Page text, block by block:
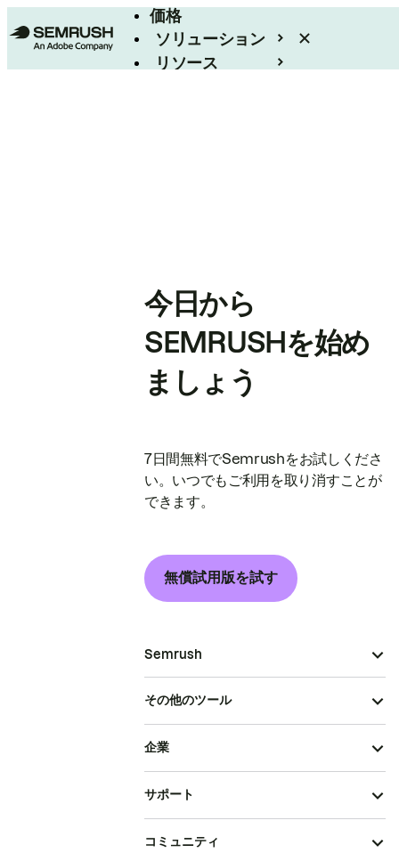
価格
ソリューション
リソース
今日から
SEMRUSHを始め
ましょう
7日間無料でSemrushをお試しくださ
い。いつでもご利用を取り消すことが
できます。
無償試用版を試す
Semrush
その他のツール
企業
サポート
コミュニティ